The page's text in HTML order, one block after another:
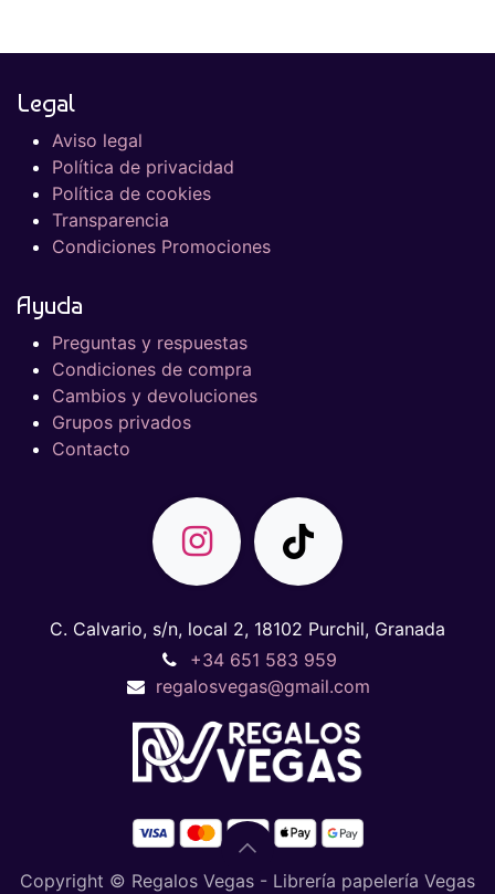
Legal
Aviso legal
Política de privacidad
Política de cookies
Transparencia
Condiciones Promociones
Ayuda
Preguntas y respuestas
Condiciones de compra
Cambios y devoluciones
Grupos privados
Contacto
C. Calvario, s/n, local 2, 18102 Purchil, Granada
+34 651 583 959
regalosvegas@gmail.com
Copyright © Regalos Vegas - Librería papelería Vegas